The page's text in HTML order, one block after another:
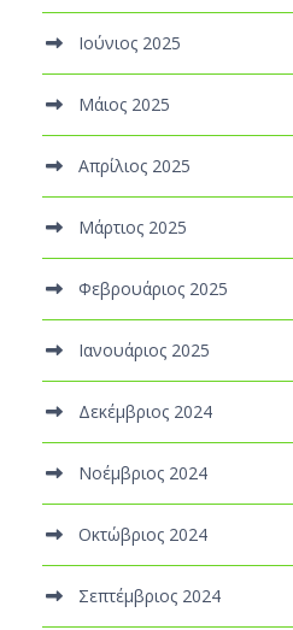
Ιούνιος 2025
Μάιος 2025
Απρίλιος 2025
Μάρτιος 2025
Φεβρουάριος 2025
Ιανουάριος 2025
Δεκέμβριος 2024
Νοέμβριος 2024
Οκτώβριος 2024
Σεπτέμβριος 2024